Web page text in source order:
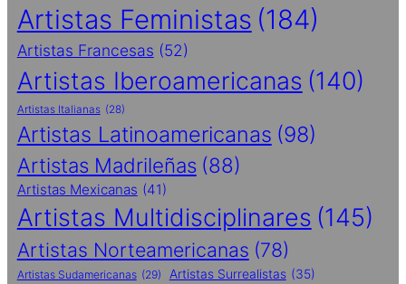
Artistas Feministas (184)
Artistas Francesas (52)
Artistas Iberoamericanas (140)
Artistas Italianas (28)
Artistas Latinoamericanas (98)
Artistas Madrileñas (88)
Artistas Mexicanas (41)
Artistas Multidisciplinares (145)
Artistas Norteamericanas (78)
Artistas Sudamericanas (29) Artistas Surrealistas (35)